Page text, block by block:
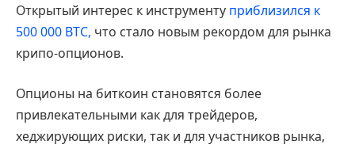
Открытый интерес к инструменту приблизился к
500 000 BTC, что стало новым рекордом для рынка
крипо-опционов.
Опционы на биткоин становятся более
привлекательными как для трейдеров,
хеджирующих риски, так и для участников рынка,